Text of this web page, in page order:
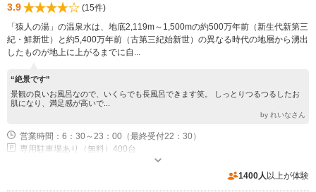
3.9
(15件)
「猿人の湯」の温泉水は、地底2,119m～1,500mの約500万年前（新生代新第三
紀・鮮新世）と約5,400万年前（古第三紀始新世）の異なる時代の地層から湧出
したものが地上に上がるまでに自...
“絶景です”
景観の良いお風呂なので、いくらでも長風呂できます笑。 しっとりつるつるしたお
肌になり、満足感が高いで...
by れいなさん
営業時間：6：30～23：00（最終受付22：30）
専用駐車場あり（無料）400台
1400人 以上が体験